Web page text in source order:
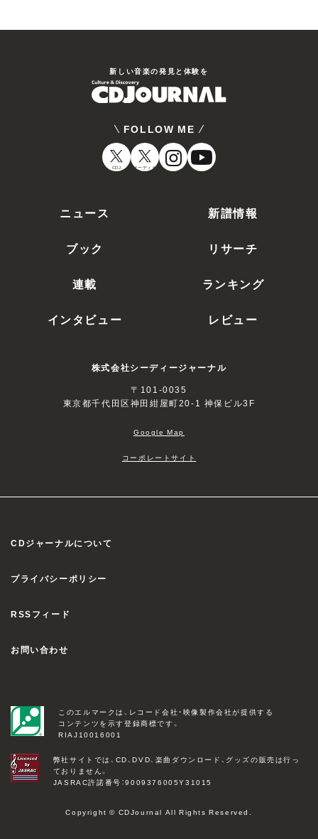
新しい⾳楽の発⾒と体験を
FOLLOW ME
CDJ オーディオ
ニュース 新譜情報
ブック リサーチ
連載 ランキング
インタビュー レビュー
株式会社シーディージャーナル
〒101-0035
東京都千代田区神田紺屋町20-1 神保ビル3F
Google Map
コーポレートサイト
CDジャーナルについて
プライバシーポリシー
RSSフィード
お問い合わせ
このエルマークは、レコード会社・映像製作会社が提供する
コンテンツを示す登録商標です。
RIAJ10016001
弊社サイトでは、CD、DVD、楽曲ダウンロード、グッズの販売は行っ
ておりません。
JASRAC許諾番号：9009376005Y31015
Copyright © CDJournal All Rights Reserved.